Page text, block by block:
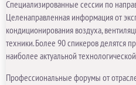
Специализированные сессии по
Целенаправленная информация от
кондиционирования воздуха,
техники. Более 90 спикеров делятся
наиболее актуальной
Профессиональные форумы от